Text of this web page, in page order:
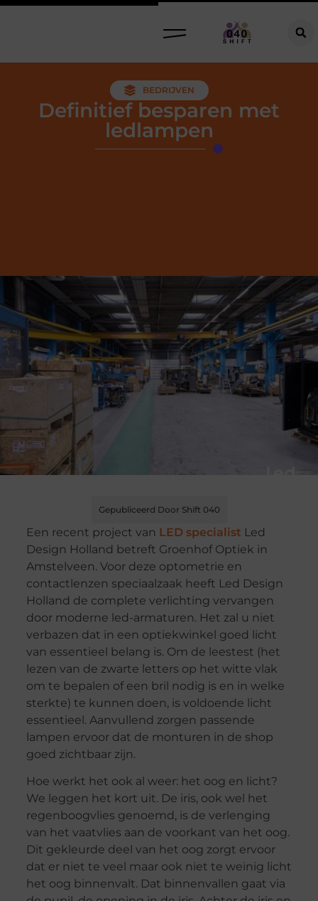
BEDRIJVEN
Definitief besparen met
ledlampen
Gepubliceerd Door Shift 040
Een recent project van LED specialist Led
Design Holland betreft Groenhof Optiek in
Amstelveen. Voor deze optometrie en
contactlenzen speciaalzaak heeft Led Design
Holland de complete verlichting vervangen
door moderne led-armaturen. Het zal u niet
verbazen dat in een optiekwinkel goed licht
van essentieel belang is. Om de leestest (het
lezen van de zwarte letters op het witte vlak
om te bepalen of een bril nodig is en in welke
sterkte) te kunnen doen, is voldoende licht
essentieel. Aanvullend zorgen passende
lampen ervoor dat de monturen in de shop
goed zichtbaar zijn.
Hoe werkt het ook al weer: het oog en licht?
We leggen het kort uit. De iris, ook wel het
regenboogvlies genoemd, is de verlenging
van het vaatvlies aan de voorkant van het oog.
Dit gekleurde deel van het oog zorgt ervoor
dat er niet te veel maar ook niet te weinig licht
het oog binnenvalt. Dat binnenvallen gaat via